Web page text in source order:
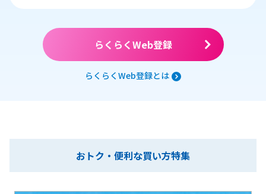
らくらくWeb登録
らくらくWeb登録とは
おトク・便利な買い方特集